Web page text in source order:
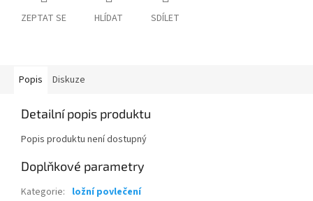
ZEPTAT SE HLÍDAT SDÍLET
Popis Diskuze
Detailní popis produktu
Popis produktu není dostupný
Doplňkové parametry
Kategorie: ložní povlečení